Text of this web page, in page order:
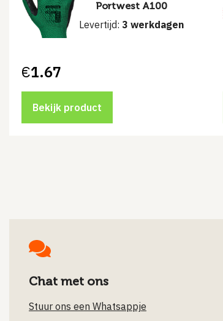
Portwest A100
Levertijd: 3 werkdagen
€1.67
Bekijk product
Chat met ons
Stuur ons een Whatsappje